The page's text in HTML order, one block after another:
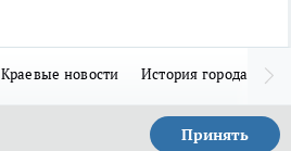
Краевые новости История города Н
Принять